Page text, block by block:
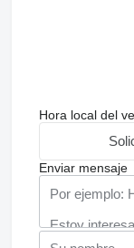
Hora local del
Enviar mensaje